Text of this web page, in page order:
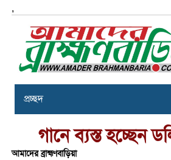
,
প্রচ্ছদ
গানে ব্যস্ত হচ্ছেন
আমাদের ব্রাহ্মণবাড়িয়া